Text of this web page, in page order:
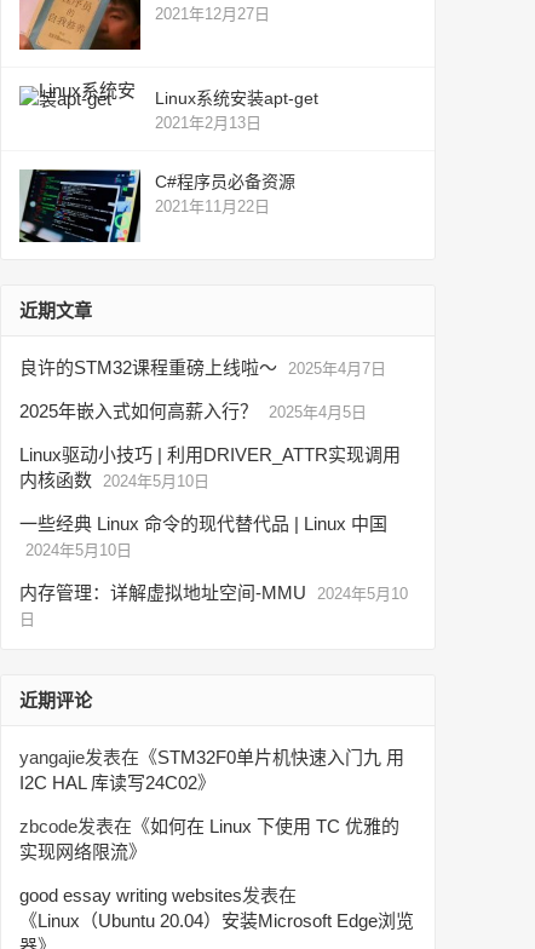
2021年12月27日
Linux系统安装apt-get
2021年2月13日
C#程序员必备资源
2021年11月22日
近期文章
良许的STM32课程重磅上线啦～ 2025年4月7日
2025年嵌入式如何高薪入行？ 2025年4月5日
Linux驱动小技巧 | 利用DRIVER_ATTR实现调用
内核函数 2024年5月10日
一些经典 Linux 命令的现代替代品 | Linux 中国
2024年5月10日
内存管理：详解虚拟地址空间-MMU
2024年5月10
日
近期评论
yangajie发表在《STM32F0单片机快速入门九 用
I2C HAL 库读写24C02》
zbcode发表在《如何在 Linux 下使用 TC 优雅的
实现网络限流》
good essay writing websites发表在
《Linux（Ubuntu 20.04）安装Microsoft Edge浏览